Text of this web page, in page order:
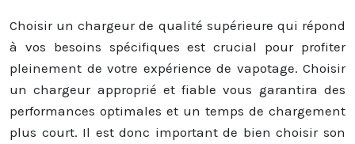
Choisir un chargeur de qualité supérieure qui répond
à vos besoins spécifiques est crucial pour profiter
pleinement de votre expérience de vapotage. Choisir
un chargeur approprié et fiable vous garantira des
performances optimales et un temps de chargement
plus court. Il est donc important de bien choisir son